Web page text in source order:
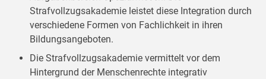
Strafvollzugsakademie leistet diese Integration durch
verschiedene Formen von Fachlichkeit in ihren
Bildungsangeboten.
Die Strafvollzugsakademie vermittelt vor dem
Hintergrund der Menschenrechte integrativ